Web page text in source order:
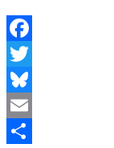
Facebook
Twitter
Bluesky
Email